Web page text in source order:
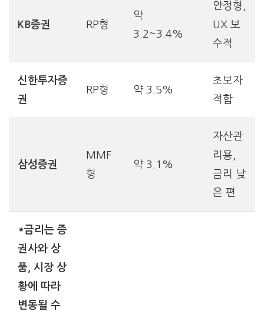
KB증권 RP형
약
3.2~3.4%
안정형,
UX 보
수적
신한투자증
권
RP형 약 3.5%
초보자
적합
삼성증권
MMF
형
약 3.1%
자산관
리용,
금리 낮
은 편
*금리는 증
권사와 상
품, 시장 상
황에 따라
변동될 수